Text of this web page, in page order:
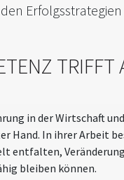
TRIFFT
in der Wirtschaft
Hand. In ihrer Arbeit
entfalten,
bleiben können.